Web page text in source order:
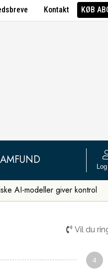
Kontakt KØB
AI-modeller giver kontrol
Vil du
4